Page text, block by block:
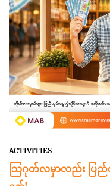
ACTIVITIES
သြဂုတ်လမှာလည်း ပြည်